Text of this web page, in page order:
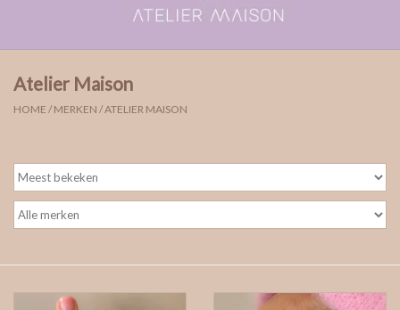
Moments | verloving & geboorte
Soulmates
gepersonaliseerde juwelen
Atelier Maison
HOME /MERKEN /ATELIER MAISON